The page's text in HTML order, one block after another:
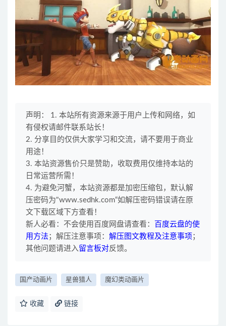
声明： 1. 本站所有资源来源于用户上传和网络，如
有侵权请邮件联系站长！
2. 分享目的仅供大家学习和交流，请不要用于商业
用途！
3. 本站资源售价只是赞助，收取费用仅维持本站的
日常运营所需！
4. 为避免河蟹，本站资源都是加密压缩包，默认解
压密码为"www.sedhk.com“如解压密码错误请在原
文下载区域下方查看！
新人必看：不会使用百度网盘请查看：
百度云盘的使
用方法 ；解压注意事项： 解压图文教程及注意事项 ；
其他问题请进入 留言板对反馈。
国产动画片 星兽猎人 魔幻类动画片
收藏 链接